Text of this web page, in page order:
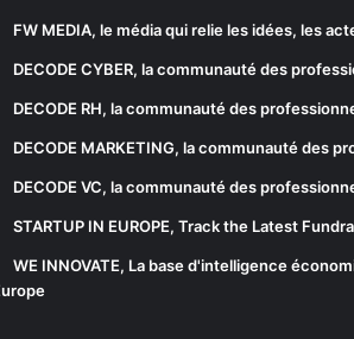
FW MEDIA, le média qui relie les idées, les
DECODE CYBER, la communauté des
DECODE RH, la communauté des
DECODE MARKETING, la communauté des
DECODE VC, la communauté des
STARTUP IN EUROPE, Track the Latest
WE INNOVATE, La base d'intelligence